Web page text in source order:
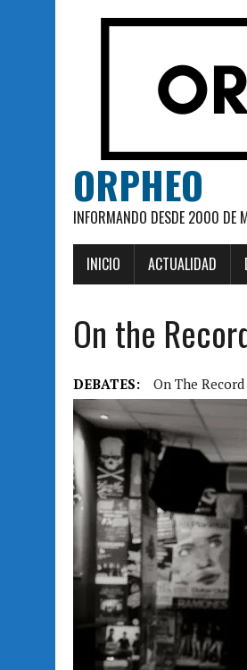
ORPHEO
INFORMANDO DESDE 2000 DE
INICIO ACTUALIDAD
On the
DEBATES: On The Record